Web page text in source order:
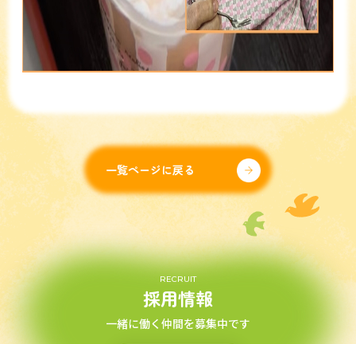
一覧ページに戻る
RECRUIT
採用情報
一緒に働く仲間を募集中です